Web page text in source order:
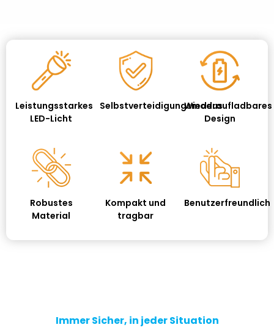
Leistungsstarkes
LED-Licht
SelbstverteidigungsmodusWiederaufladbares
Design
Robustes
Material
Kompakt und
tragbar
Benutzerfreundlich
Immer Sicher, in jeder Situation